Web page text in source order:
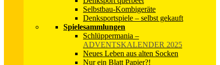
Selbstbau-Kombigeräte
Denksportspiele – selbst gekauft
Spielesammlungen
Schlüppermania –
ADVENTSKALENDER 2025
Neues Leben aus alten Socken
Nur ein Blatt Papier?!